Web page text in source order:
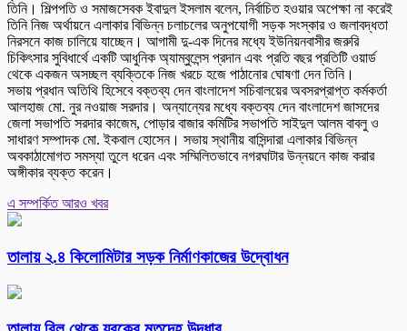
তিনি। শিল্পপতি ও সমাজসেবক ইবাদুল ইসলাম বলেন, নির্বাচিত হওয়ার অপেক্ষা না করেই
তিনি নিজ অর্থায়নে এলাকার বিভিন্ন চলাচলের অনুপযোগী সড়ক সংস্কার ও জলাবদ্ধতা
নিরসনে কাজ চালিয়ে যাচ্ছেন। আগামী দু-এক দিনের মধ্যে ইউনিয়নবাসীর জরুরি
চিকিৎসার সুবিধার্থে একটি আধুনিক অ্যাম্বুলেন্স প্রদান এবং প্রতি বছর প্রতিটি ওয়ার্ড
থেকে একজন অসচ্ছল ব্যক্তিকে নিজ খরচে হজে পাঠানোর ঘোষণা দেন তিনি।
সভায় প্রধান অতিথি হিসেবে বক্তব্য দেন বাংলাদেশ সচিবালয়ের অবসরপ্রাপ্ত কর্মকর্তা
আলহাজ মো. নুর নওয়াজ সরদার। অন্যান্যের মধ্যে বক্তব্য দেন বাংলাদেশ জাসদের
জেলা সভাপতি সরদার কাজেম, পোড়ার বাজার কমিটির সভাপতি সাইদুল আলম বাবলু ও
সাধারণ সম্পাদক মো. ইকবাল হোসেন। সভায় স্থানীয় বাসিন্দারা এলাকার বিভিন্ন
অবকাঠামোগত সমস্যা তুলে ধরেন এবং সম্মিলিতভাবে নগরঘাটার উন্নয়নে কাজ করার
অঙ্গীকার ব্যক্ত করেন।
এ সম্পর্কিত আরও খবর
তালায় ২.৪ কিলোমিটার সড়ক নির্মাণকাজের উদ্বোধন